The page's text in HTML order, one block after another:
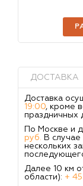
ДОСТАВКА
Доставка
19:00, кроме
праздничных
По Москве и
руб.
В
нескольких
Далее 10 км
области): +